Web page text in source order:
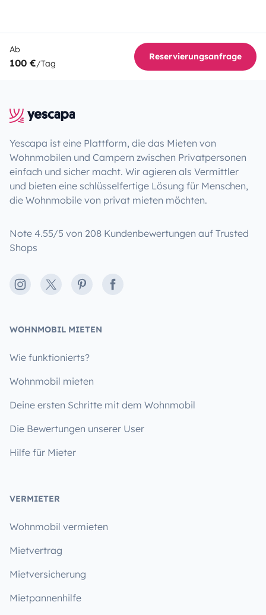
Ab
100 €/Tag
Reservierungsanfrage
Yescapa ist eine Plattform, die das Mieten von
Wohnmobilen und Campern zwischen Privatpersonen
einfach und sicher macht. Wir agieren als Vermittler
und bieten eine schlüsselfertige Lösung für Menschen,
die Wohnmobile von privat mieten möchten.
Note 4.55/5 von 208 Kundenbewertungen auf Trusted
Shops
Instagram
X PinterestFacebook
WOHNMOBIL MIETEN
Wie funktionierts?
Wohnmobil mieten
Deine ersten Schritte mit dem Wohnmobil
Die Bewertungen unserer User
Hilfe für Mieter
VERMIETER
Wohnmobil vermieten
Mietvertrag
Mietversicherung
Mietpannenhilfe